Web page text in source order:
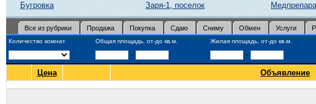
Бугровка
Заря-1, поселок
Все из рубрики Продажа Покупка Сдаю Сниму Обмен Услуги
Количество комнат Общая площадь, от-до кв.м. Жилая площадь, от-до кв.м.
- -
Цена Объявление